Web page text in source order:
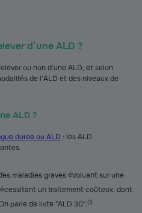
d’une ALD ?
ou non d’une ALD, et selon
de l’ALD et des niveaux de
ALD ?
durée ou ALD : les ALD
maladies graves évoluant sur une
un traitement coûteux, dont
parle de liste "ALD 30".(1)